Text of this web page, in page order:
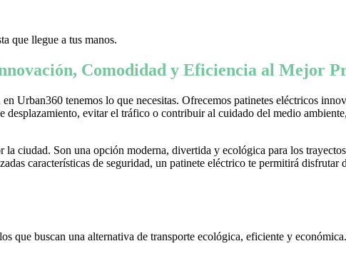
que llegue a tus manos.
Comodidad y Eficiencia al Mejor
Urban360 tenemos lo que necesitas. Ofrecemos patinetes eléctricos
desplazamiento, evitar el tráfico o contribuir al cuidado del medio
ciudad. Son una opción moderna, divertida y ecológica para los
características de seguridad, un patinete eléctrico te permitirá disfrutar
que buscan una alternativa de transporte ecológica, eficiente y